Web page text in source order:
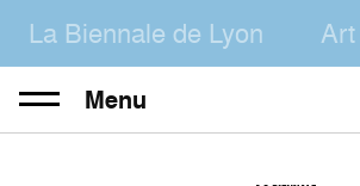
La Biennale de Lyon
Menu